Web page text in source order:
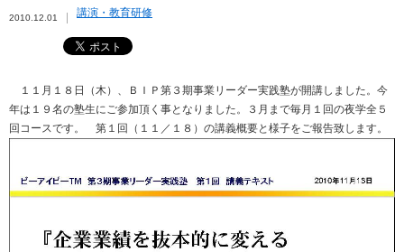
2010.12.01 講演・教育研修
１１月１８日（木）、ＢＩＰ第３期事業リーダー実践塾が開講しました。今
年は１９名の塾生にご参加頂く事となりました。３月まで毎月１回の夜学全５
回コースです。 第１回（１１／１８）の講義概要と様子をご報告致します。